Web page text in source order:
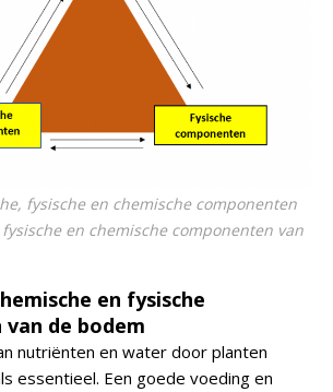
fysische en chemische componenten
en chemische componenten van
en fysische
de bodem
nutriënten en water door planten
essentieel. Een goede voeding en